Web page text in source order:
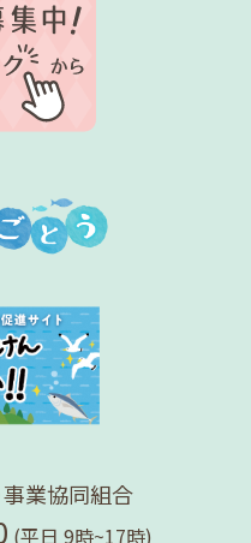
ム
業協同組合
(平日 9時~17時)